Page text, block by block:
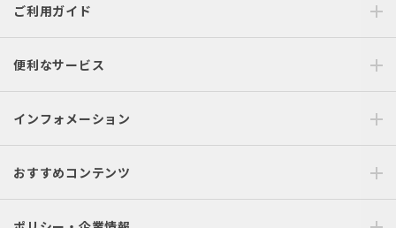
ご利用ガイド
便利なサービス
インフォメーション
おすすめコンテンツ